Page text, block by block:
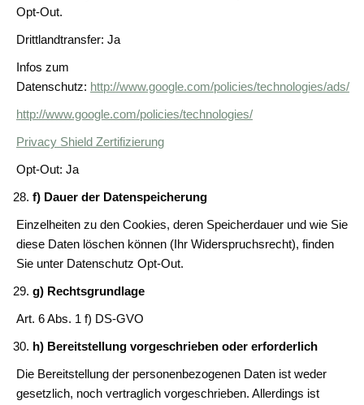
Opt-Out.
Drittlandtransfer: Ja
Infos zum
Datenschutz: http://www.google.com/policies/technologies/ads/
http://www.google.com/policies/technologies/
Privacy Shield Zertifizierung
Opt-Out: Ja
f) Dauer der Datenspeicherung
Einzelheiten zu den Cookies, deren Speicherdauer und wie Sie
diese Daten löschen können (Ihr Widerspruchsrecht), finden
Sie unter Datenschutz Opt-Out.
g) Rechtsgrundlage
Art. 6 Abs. 1 f) DS-GVO
h) Bereitstellung vorgeschrieben oder erforderlich
Die Bereitstellung der personenbezogenen Daten ist weder
gesetzlich, noch vertraglich vorgeschrieben. Allerdings ist